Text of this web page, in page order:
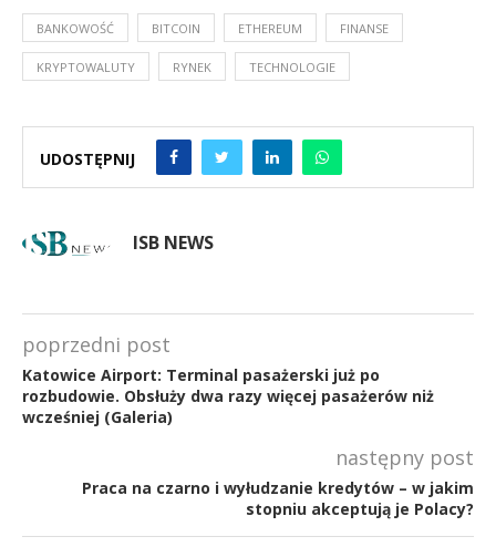
BANKOWOŚĆ BITCOIN ETHEREUM FINANSE
KRYPTOWALUTY RYNEK TECHNOLOGIE
UDOSTĘPNIJ
ISB NEWS
poprzedni post
Katowice Airport: Terminal pasażerski już po
rozbudowie. Obsłuży dwa razy więcej pasażerów niż
wcześniej (Galeria)
następny post
Praca na czarno i wyłudzanie kredytów – w jakim
stopniu akceptują je Polacy?